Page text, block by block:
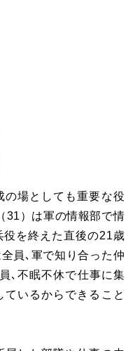
の場としても重要な役
31）は軍の情報部で情
を終えた直後の21歳
員､軍で知り合った仲
､不眠不休で仕事に集
いるからできること